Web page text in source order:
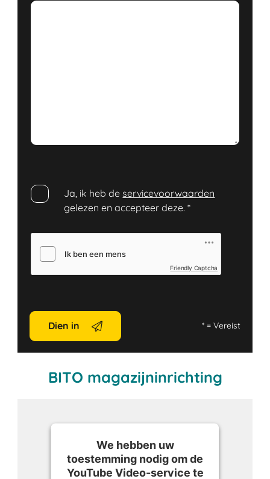
Ja, ik heb deservicevoorwaarden
gelezen en accepteer deze.*
Friendly Captcha
Dien in *= Vereist
BITO magazijninrichting
We hebben uw
toestemming nodig om de
YouTube Video-service te